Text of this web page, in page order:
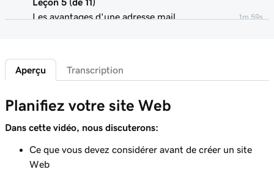
Les avantages d'une adresse mail
1m 59s
Leçon 6 (de 11)
Choisissez un package de messagerie
Leçon 7 (de 11)
Transférer mon email Microsoft 365
Planifiez votre site Web
3m 12s
Aperçu Transcription
Planifiez votre site Web
Dans cette vidéo, nous discuterons:
Ce que vous devez considérer avant de créer un site
Web